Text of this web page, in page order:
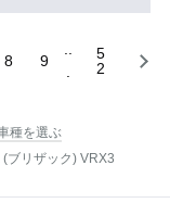
8 9
5
2
種を選ぶ
ブリザック) VRX3